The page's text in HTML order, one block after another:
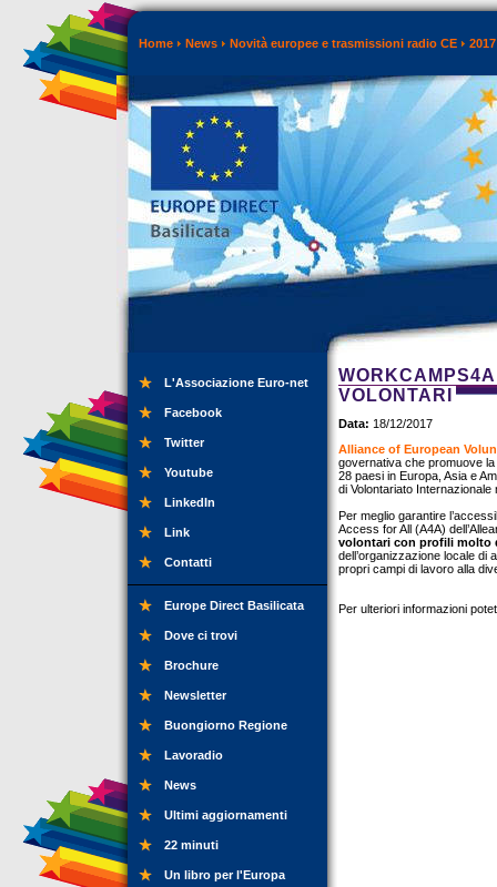
Home News Novità europee e trasmissioni radio CE 2017
L'Associazione Euro-net
Facebook
Twitter
Youtube
LinkedIn
Link
Contatti
Europe Direct Basilicata
Dove ci trovi
Brochure
Newsletter
Buongiorno Regione
Lavoradio
News
Ultimi aggiornamenti
22 minuti
Un libro per l'Europa
VOLONTARI
Data: 18/12/2017
Alliance of European
governativa che promuove
28 paesi in Europa, Asia e
di Volontariato Internazionale
Per meglio garantire
Access for All (A4A)
volontari con profili molto
dell’organizzazione locale di
propri campi di lavoro alla
Per ulteriori informazioni